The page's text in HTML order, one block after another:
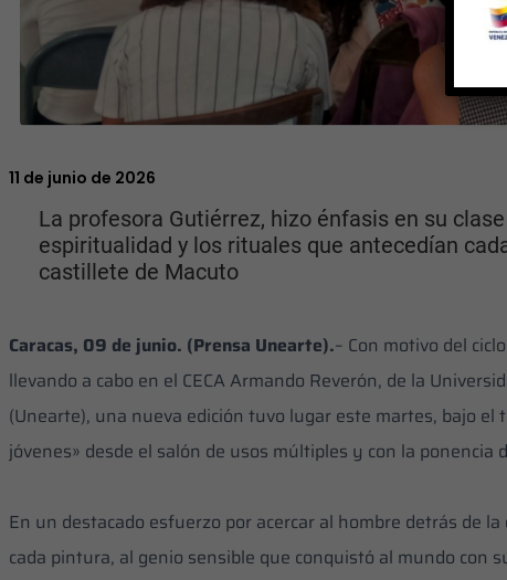
11 de junio de 2026
La profesora Gutiérrez, hizo énfasis en su
espiritualidad y los rituales que antecedían
castillete de Macuto
Caracas, 09 de junio. (Prensa Unearte).– Con motivo del
llevando a cabo en el CECA Armando Reverón, de la
(Unearte), una nueva edición tuvo lugar este martes, bajo el
jóvenes» desde el salón de usos múltiples y con la ponencia
‎En un destacado esfuerzo por acercar al hombre detrás de
cada pintura, al genio sensible que conquistó al mundo con